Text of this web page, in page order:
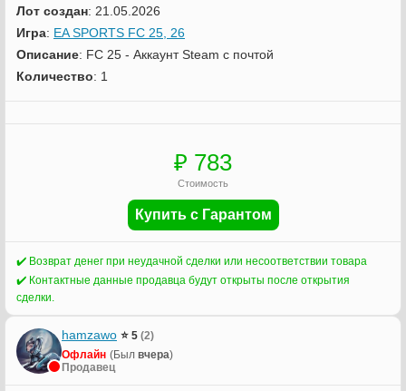
Лот создан: 21.05.2026
Игра: EA SPORTS FC 25, 26
Описание: FC 25 - Аккаунт Steam с почтой
Количество: 1
₽ 783
Стоимость
Купить с Гарантом
✔️ Возврат денег при неудачной сделки или несоответствии товара
✔️ Контактные данные продавца будут открыты после открытия
сделки.
hamzawo ⭐ 5 (2)
Офлайн (Был вчера)
Продавец